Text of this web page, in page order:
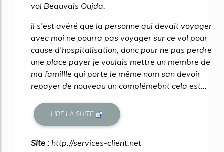
vol Beauvais Oujda.
il s'est avéré que la personne qui devait voyager
avec moi ne pourra pas voyager sur ce vol pour
cause d'hospitalisation, donc pour ne pas perdre
une place payer je voulais mettre un membre de
ma famillle qui porte le même nom san devoir
repayer de nouveau un complémebnt cela est...
LIRE LA SUITE
Site : http://services-client.net